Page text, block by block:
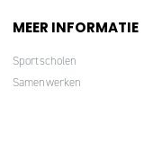
MEER INFORMATIE
Sportscholen
Samenwerken